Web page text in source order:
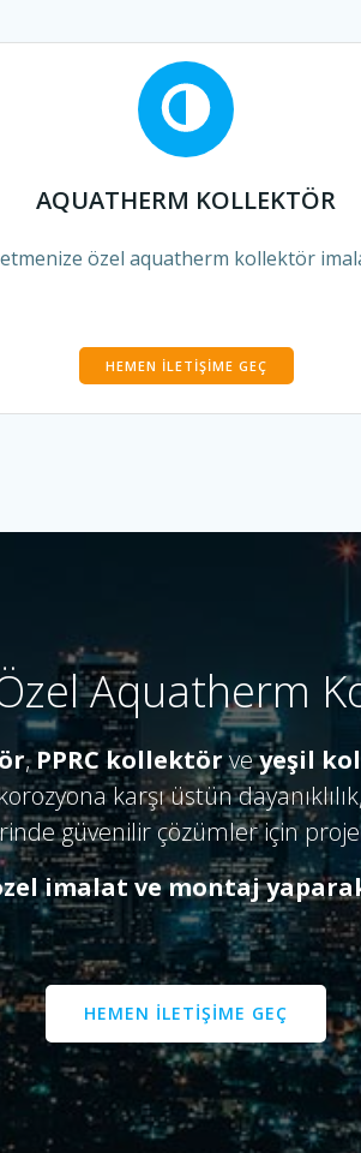
AQUATHERM KOLLEKTÖR
özel aquatherm kollektör
HEMEN İLETIŞIME GEÇ
Aquatherm
,PPRC kollektörveyeşil
karşı üstün
güvenilir çözümler için
imalat ve montaj
HEMEN ILETIŞIME GEÇ